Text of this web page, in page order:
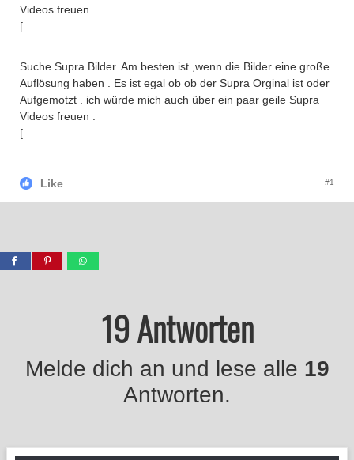
Videos freuen .
[
Suche Supra Bilder. Am besten ist ,wenn die Bilder eine große
Auflösung haben . Es ist egal ob ob der Supra Orginal ist oder
Aufgemotzt . ich würde mich auch über ein paar geile Supra
Videos freuen .
[
Like #1
19 Antworten
Melde dich an und lese alle 19
Antworten.